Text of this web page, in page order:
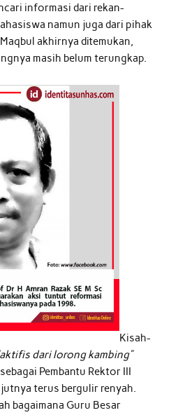
informasi dari rekan-
namun juga dari pihak
akhirnya ditemukan,
masih belum terungkap.
Kisah-
dari lorong kambing”
Pembantu Rektor III
terus bergulir renyah.
bagaimana Guru Besar